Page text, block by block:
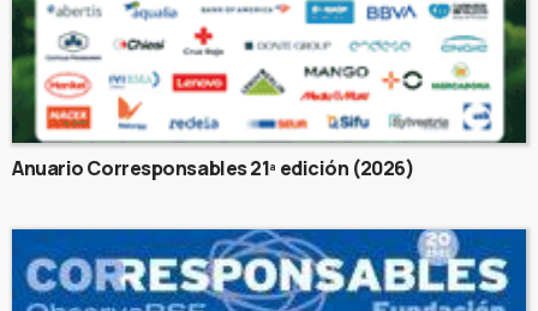
Anuario Corresponsables 21ª edición (2026)